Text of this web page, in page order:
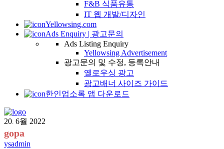
F&B 식품유통
IT 웹 개발/디자인
Yellowsing.com
Ads Enquiry | 광고문의
Ads Listing Enquiry
Yellowsing Advertisement
광고문의 및 수정, 등록안내
옐로우싱 광고
광고배너 사이즈 가이드
한인업소록 앱 다운로드
20. 6월 2022
gopa
ysadmin